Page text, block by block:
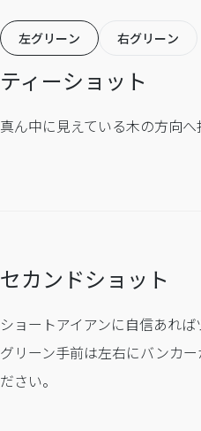
左グリーン 右グリーン
ティーショット
真ん中に見えている木の方向へ
セカンドショット
ショートアイアンに自信あれば
グリーン手前は左右にバンカ
ださい。